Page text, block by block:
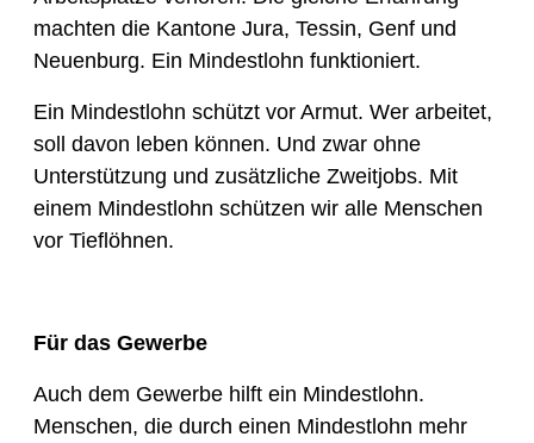
machten die Kantone Jura, Tessin, Genf und
Neuenburg. Ein Mindestlohn funktioniert.
Ein Mindestlohn schützt vor Armut. Wer arbeitet,
soll davon leben können. Und zwar ohne
Unterstützung und zusätzliche Zweitjobs. Mit
einem Mindestlohn schützen wir alle Menschen
vor Tieflöhnen.
Für das Gewerbe
Auch dem Gewerbe hilft ein Mindestlohn.
Menschen, die durch einen Mindestlohn mehr